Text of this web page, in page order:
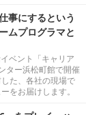
事にするという
ムプログラマと
ベント「キャリア
ター浜松町館で開催
た、各社の現場で
をお届けします。